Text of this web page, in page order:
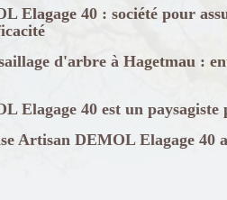
Elagage 40 : société pour
d'arbre à Hagetmau :
Elagage 40 est un paysagiste
Artisan DEMOL Elagage 40